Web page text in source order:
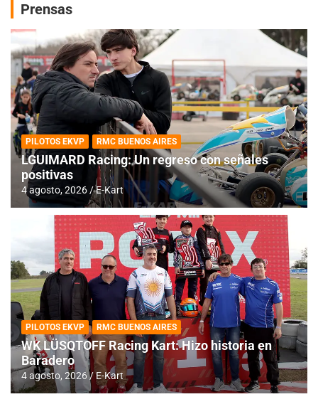
Prensas
PILOTOS EKVP RMC BUENOS AIRES
LGUIMARD Racing: Un regreso con señales
positivas
4 agosto, 2026 E-Kart
PILOTOS EKVP RMC BUENOS AIRES
WK LÜSQTOFF Racing Kart: Hizo historia en
Baradero
4 agosto, 2026 E-Kart